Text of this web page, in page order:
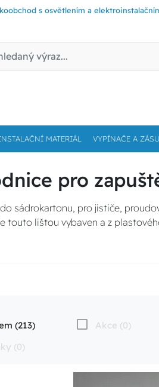
s osvětlením a
MATERIÁL VYPÍNAČE A
pro
sádrokartonu, pro jističe,
touto lištou vybaven a z
(213)
Akce (0)
(0)